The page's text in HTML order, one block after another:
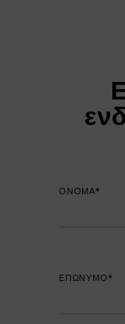
ΟΝΟΜΑ*
ΕΠΩΝΥΜΟ*